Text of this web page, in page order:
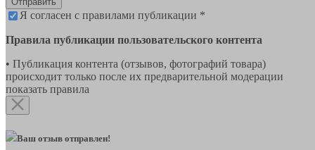
Я согласен с правилами публикации *
Правила публикации пользовательского контента
• Публикация контента (отзывов, фотографий товара)
происходит только после их предварительной модерации
показать правила
Ваш отзыв отправлен!